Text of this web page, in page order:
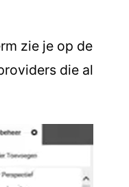
zie je op de
die al